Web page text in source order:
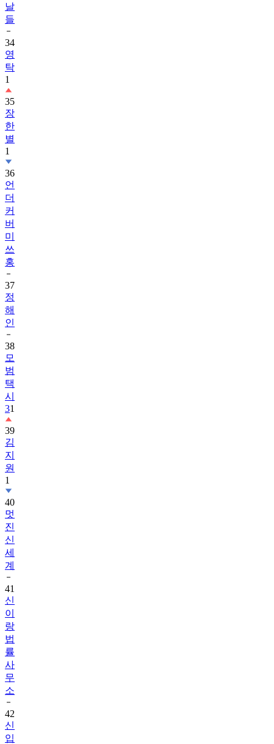
날
들
34
영
탁
1
35
장
한
별
1
36
언
더
커
버
미
쓰
홍
37
정
해
인
38
모
범
택
시
31
39
김
지
원
1
40
멋
진
신
세
계
41
신
이
랑
법
률
사
무
소
42
신
입